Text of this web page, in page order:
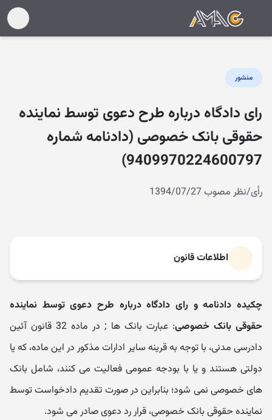
منشور
رای دادگاه درباره طرح دعوی توسط نماینده
حقوقی بانک خصوصی (دادنامه شماره
9409970224600797)
رأی/نظر مصوب 1394/07/27
اطلاعات قانون
چکیده دادنامه و رای دادگاه درباره طرح دعوی توسط نماینده
حقوقی بانک خصوصی
: عبارت بانک ها ; در ماده 32 قانون آئین
دادرسی مدنی، با توجه به قرینه سایر ادارات مذکور در این ماده، که یا
دولتی هستند و یا با بودجه عمومی فعالیت می کنند، شامل بانک
های خصوصی نمی شود؛ بنابراین در صورت تقدیم دادخواست توسط
نماینده حقوقی بانک خصوصی، قرار رد دعوی صادر می شود.